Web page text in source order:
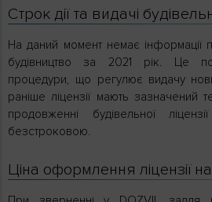
Строк дії та видачі
На даний момент немає інформації
будівництво за 2021 рік. Це
процедури, що регулює видачу
раніше ліцензії мають зазначений
продовженні будівельної
безстроковою.
Ціна оформлення ліцензії